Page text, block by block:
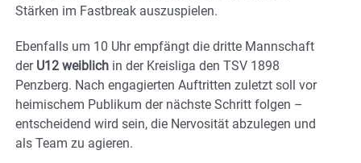
Stärken im Fastbreak auszuspielen.
Ebenfalls um 10 Uhr empfängt die dritte Mannschaft
derU12 weiblich in der Kreisliga den TSV 1898
Penzberg. Nach engagierten Auftritten zuletzt soll vor
heimischem Publikum der nächste Schritt folgen –
entscheidend wird sein, die Nervosität abzulegen und
als Team zu agieren.